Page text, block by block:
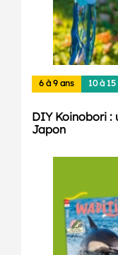
6 à 9 ans 10 à
DIY Koinobori :
Japon